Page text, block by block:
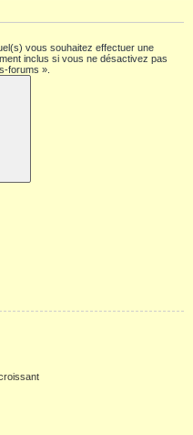
vous souhaitez effectuer une
inclus si vous ne désactivez pas
forums ».